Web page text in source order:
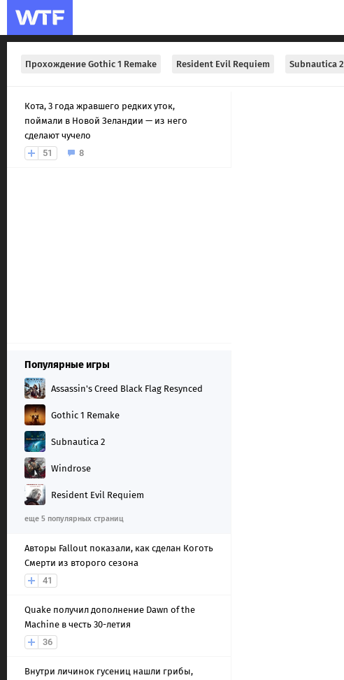
Прохождение Gothic 1 Remake Resident Evil Requiem Subnautica 2
Кота, 3 года жравшего редких уток,
поймали в Новой Зеландии — из него
сделают чучело
51
8
Популярные игры
Assassin's Creed Black Flag Resynced
Gothic 1 Remake
Subnautica 2
Windrose
Resident Evil Requiem
еще 5 популярных страниц
Авторы Fallout показали, как сделан Коготь
Смерти из второго сезона
41
Quake получил дополнение Dawn of the
Machine в честь 30-летия
36
Внутри личинок гусениц нашли грибы,